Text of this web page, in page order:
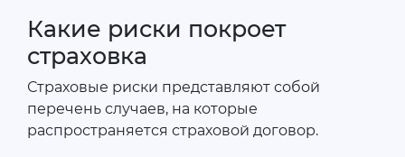
Какие риски покроет
страховка
Страховые риски представляют собой
перечень случаев, на которые
распространяется страховой договор.